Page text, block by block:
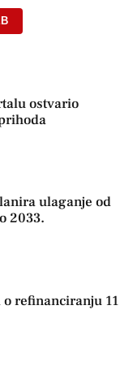
ostvario
ulaganje od
2033.
o refinanciranju 11